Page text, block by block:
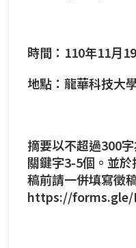
時間：110年11月
地點：龍華科技大
摘要以不超過300
關鍵字3-5個。並
稿前請一併填寫徵
https://forms.gle/